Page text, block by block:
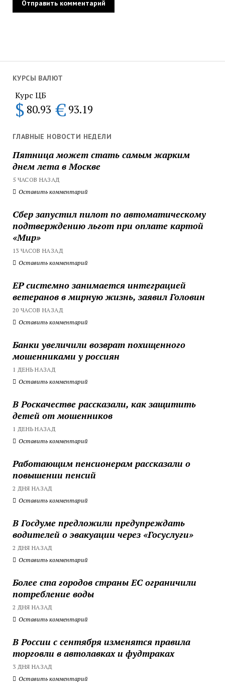
КУРСЫ ВАЛЮТ
Курс ЦБ
$ 80.93 € 93.19
ГЛАВНЫЕ НОВОСТИ НЕДЕЛИ
Пятница может стать самым жарким
днем лета в Москве
5 ЧАСОВ НАЗАД
Оставить комментарий
Сбер запустил пилот по автоматическому
подтверждению льгот при оплате картой
«Мир»
13 ЧАСОВ НАЗАД
Оставить комментарий
ЕР системно занимается интеграцией
ветеранов в мирную жизнь, заявил Головин
20 ЧАСОВ НАЗАД
Оставить комментарий
Банки увеличили возврат похищенного
мошенниками у россиян
1 ДЕНЬ НАЗАД
Оставить комментарий
В Роскачестве рассказали, как защитить
детей от мошенников
1 ДЕНЬ НАЗАД
Оставить комментарий
Работающим пенсионерам рассказали о
повышении пенсий
2 ДНЯ НАЗАД
Оставить комментарий
В Госдуме предложили предупреждать
водителей о эвакуации через «Госуслуги»
2 ДНЯ НАЗАД
Оставить комментарий
Более ста городов страны ЕС ограничили
потребление воды
2 ДНЯ НАЗАД
Оставить комментарий
В России с сентября изменятся правила
торговли в автолавках и фудтраках
3 ДНЯ НАЗАД
Оставить комментарий